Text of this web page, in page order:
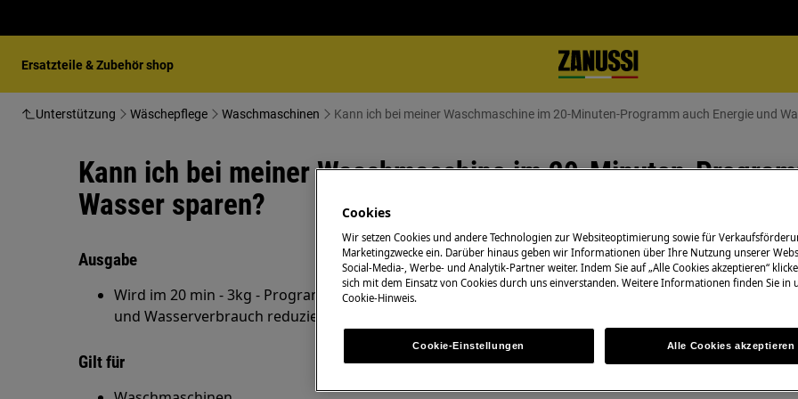
Ersatzteile & Zubehör shop
Unterstützung Wäschepflege Waschmaschinen Kann ich bei meiner Waschmaschine im 20-Minuten-Programm auch Energie und
Kann ich bei meiner Waschmaschine im 20-Minuten-
Wasser sparen?
Ausgabe
Wird im 20 min - 3kg - Programm nur die Zeit verkürzt, oder auch Energie-
und Wasserverbrauch reduziert?
Gilt für
Lösen Sie
Ihrem Produkt.
Cookies
Wir setzen Cookies und andere Technologien zur Websiteoptimierung sowie für
Marketingzwecke ein. Darüber hinaus geben wir Informationen über Ihre Nutzung unserer
Social-Media-, Werbe- und Analytik-Partner weiter. Indem Sie auf „Alle Cookies akzeptieren“
sich mit dem Einsatz von Cookies durch uns einverstanden. Weitere Informationen finden Sie in
Cookie-Hinweis.
Cookie-Einstellungen Alle Cookies akzeptieren